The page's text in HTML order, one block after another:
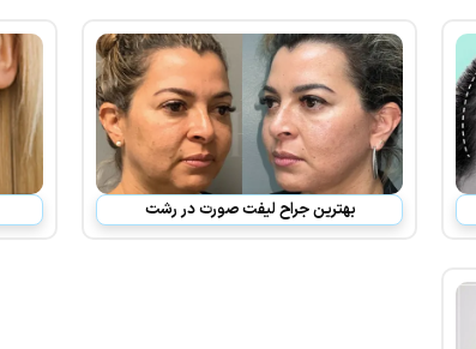
بهترین جراح لیفت صورت در رشت